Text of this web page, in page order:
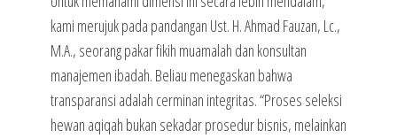
kami merujuk pada pandangan Ust. H. Ahmad Fauzan, Lc.,
M.A., seorang pakar fikih muamalah dan konsultan
manajemen ibadah. Beliau menegaskan bahwa
transparansi adalah cerminan integritas. “Proses seleksi
hewan aqiqah bukan sekadar prosedur bisnis, melainkan